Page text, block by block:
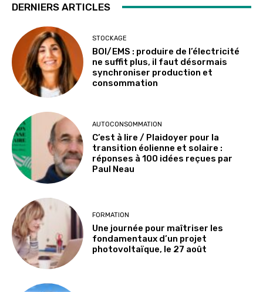
DERNIERS ARTICLES
STOCKAGE
BOI/EMS : produire de l’électricité
ne suffit plus, il faut désormais
synchroniser production et
consommation
AUTOCONSOMMATION
C’est à lire / Plaidoyer pour la
transition éolienne et solaire :
réponses à 100 idées reçues par
Paul Neau
FORMATION
Une journée pour maîtriser les
fondamentaux d’un projet
photovoltaïque, le 27 août